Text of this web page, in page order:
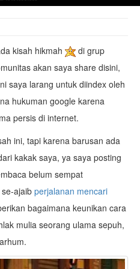
kisah hikmah
di grup
akan saya share disini,
saya larang untuk diindex oleh
hukuman google karena
persis di internet.
ini, tapi karena barusan ada
kakak saya, ya saya posting
belum sempat
ajaib perjalanan mencari
bagaimana keunikan cara
mulia seorang ulama sepuh,